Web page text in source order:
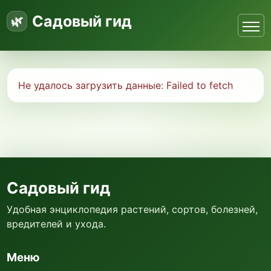
Садовый гид
Не удалось загрузить данные: Failed to fetch
Садовый гид
Удобная энциклопедия растений, сортов, болезней,
вредителей и ухода.
Меню